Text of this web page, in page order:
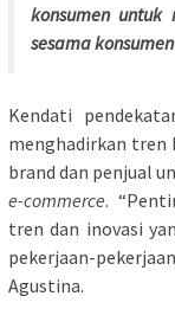
konsumen
sesama
Kendati
menghadirkan tren
brand dan penjual
e-commerce.
tren dan inovasi
pekerjaan-
Agustina.